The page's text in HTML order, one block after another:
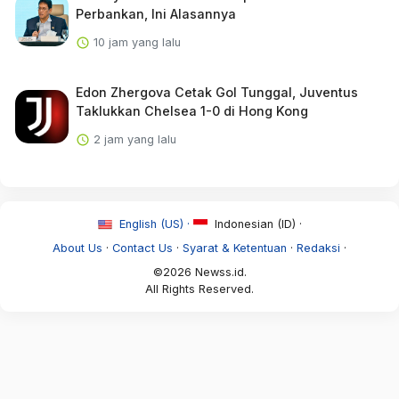
Perbankan, Ini Alasannya
10 jam yang lalu
Edon Zhergova Cetak Gol Tunggal, Juventus
Taklukkan Chelsea 1-0 di Hong Kong
2 jam yang lalu
English (US) ·
Indonesian (ID) ·
About Us · Contact Us · Syarat & Ketentuan · Redaksi ·
©2026 Newss.id.
All Rights Reserved.